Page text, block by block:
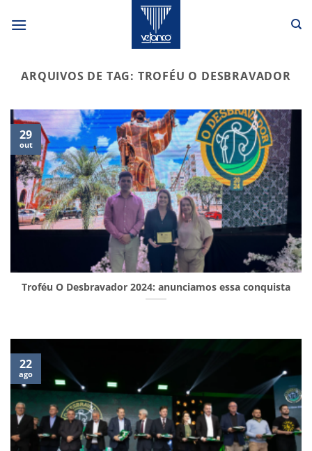
ARQUIVOS DE TAG: TROFÉU O DESBRAVADOR
Troféu O Desbravador 2024: anunciamos essa conquista
29
out
22
ago